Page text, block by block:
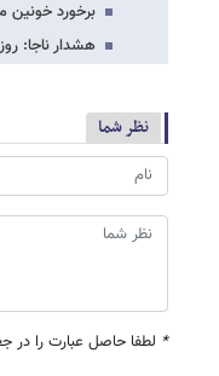
برخورد خونین
هشدار ناجا: روزانه ۷ کودک در تصادفات کشته می‌شوند/ صندلی کودک
نظر شما
* لطفا حاصل عبارت را در